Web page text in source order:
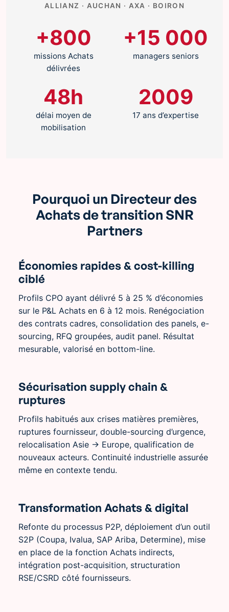
ALLIANZ · AUCHAN · AXA · BOIRON
+800
missions Achats
délivrées
+15 000
managers seniors
48h
délai moyen de
mobilisation
2009
17 ans d’expertise
Pourquoi un Directeur des
Achats de transition SNR
Partners
Économies rapides & cost-killing
ciblé
Profils CPO ayant délivré 5 à 25 % d’économies
sur le P&L Achats en 6 à 12 mois. Renégociation
des contrats cadres, consolidation des panels, e-
sourcing, RFQ groupées, audit panel. Résultat
mesurable, valorisé en bottom-line.
Sécurisation supply chain &
ruptures
Profils habitués aux crises matières premières,
ruptures fournisseur, double-sourcing d’urgence,
relocalisation Asie → Europe, qualification de
nouveaux acteurs. Continuité industrielle assurée
même en contexte tendu.
Transformation Achats & digital
Refonte du processus P2P, déploiement d’un outil
S2P (Coupa, Ivalua, SAP Ariba, Determine), mise
en place de la fonction Achats indirects,
intégration post-acquisition, structuration
RSE/CSRD côté fournisseurs.